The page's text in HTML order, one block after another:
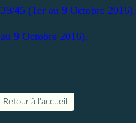
45 (1er au 9 Octobre 2016).
9 Octobre 2016).
Retour à l'accueil